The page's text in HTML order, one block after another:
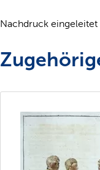
Nachdruck